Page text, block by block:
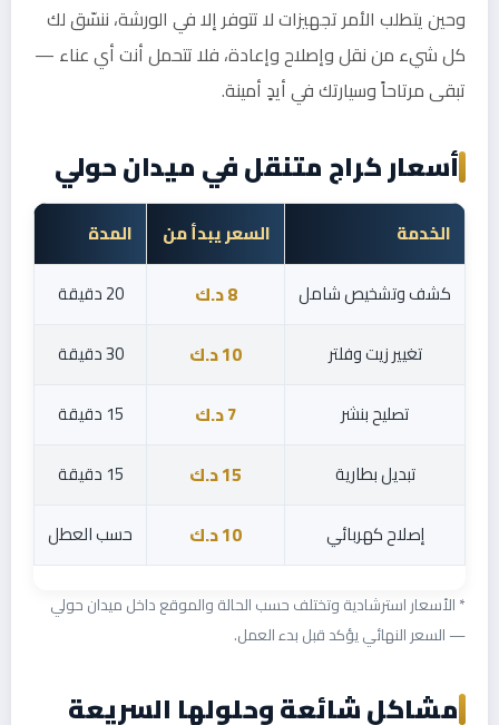
وحين يتطلب الأمر تجهيزات لا تتوفر إلا في الورشة، ننسّق لك
كل شيء من نقل وإصلاح وإعادة، فلا تتحمل أنت أي عناء —
تبقى مرتاحاً وسيارتك في أيدٍ أمينة.
أسعار كراج متنقل في ميدان حولي
الخدمة السعر يبدأ من
المدة
كشف وتشخيص شامل
8 د.ك
20 دقيقة
تغيير زيت وفلتر
10 د.ك
30 دقيقة
تصليح بنشر
7 د.ك
15 دقيقة
تبديل بطارية
15 د.ك
15 دقيقة
إصلاح كهربائي
10 د.ك حسب العطل
* الأسعار استرشادية وتختلف حسب الحالة والموقع داخل ميدان حولي
— السعر النهائي يؤكد قبل بدء العمل.
مشاكل شائعة وحلولها السريعة